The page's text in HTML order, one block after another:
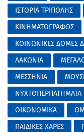
ΙΣΤΟΡΙΑ ΤΡΙΠΟΛΗΣ
ΚΙΝΗΜΑΤΟΓΡΑΦΟΣ
ΚΟΙΝΩΝΙΚΕΣ ΔΟΜΕΣ
ΛΑΚΩΝΙΑ
ΜΕΣΣΗΝΙΑ
ΝΥΧΤΟΠΕΡΠΑΤΗΜΑΤΑ
ΟΙΚΟΝΟΜΙΚΑ
ΠΑΙΔΙΚΕΣ ΧΑΡΕΣ